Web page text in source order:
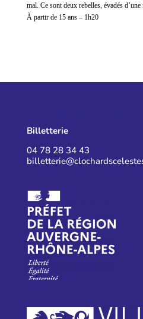
mal. Ce sont deux rebelles, évadés
À partir de 15 ans – 1h20
Billetterie
04 78 28 34 43